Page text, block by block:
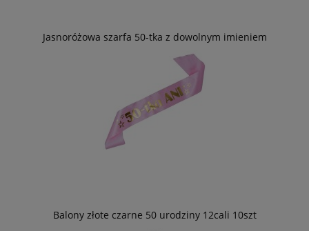
Jasnoróżowa szarfa 50-tka z dowolnym imieniem
Balony złote czarne 50 urodziny 12cali 10szt